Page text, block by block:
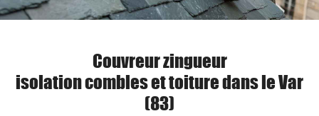
Couvreur zingueur
isolation combles et toiture dans le Var
(83)